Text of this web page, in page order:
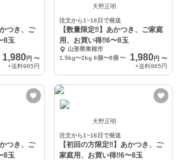
つき、ご
8玉
1,980円 〜
+送料965円
天野正明
注文から1~16日で発送
【数量限定‼︎】あかつき、ご家庭
用、お買い得‼︎6〜8玉
山形県東根市
1.5kg〜2kg 6個〜8個 〜 1,980円 〜
+送料965円
つき、ご
8玉
天野正明
注文から1~16日で発送
【初回の方限定‼︎】あかつき、ご
家庭用、お買い得‼︎6〜8玉